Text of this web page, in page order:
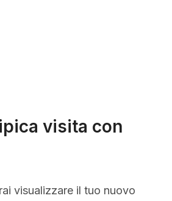
visita con
visualizzare il tuo nuovo